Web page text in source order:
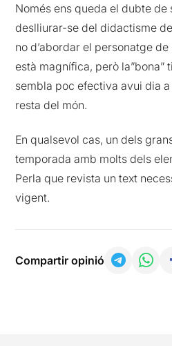
Només ens queda el dubte de
deslliurar-se del didactisme
no d’abordar el personatge
està magnífica, però la”bona”
sembla poc efectiva avui dia a
resta del món.
En qualsevol cas, un dels
temporada amb molts dels
Perla que revista un text
vigent.
Compartir opinió